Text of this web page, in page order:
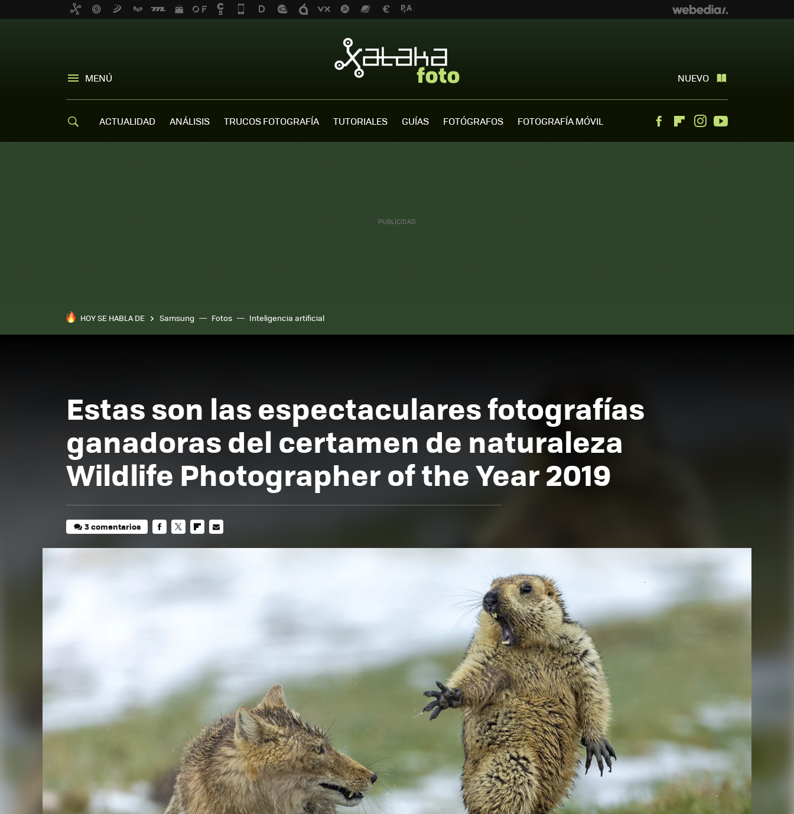
MENÚ NUEVO
ACTUALIDAD ANÁLISIS TRUCOS FOTOGRAFÍA TUTORIALES GUÍAS FOTÓGRAFOS FOTOGRAFÍA MÓVIL FacebookFlipboardInstagram
HOY SE HABLA DE Samsung Fotos Inteligencia artificial
Estas son las espectaculares fotografías
ganadoras del certamen de naturaleza
Wildlife Photographer of the Year 2019
3 comentarios